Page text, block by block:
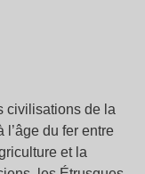
civilisations de la
du fer entre
et la